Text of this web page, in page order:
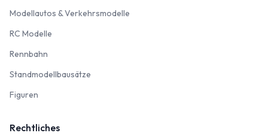
Modellautos & Verkehrsmodelle
RC Modelle
Rennbahn
Standmodellbausätze
Figuren
Rechtliches